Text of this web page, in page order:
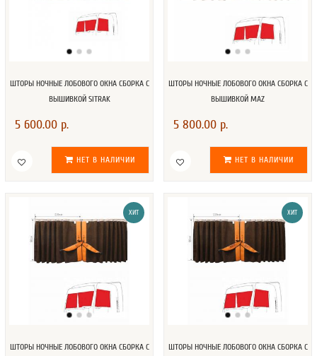
ШТОРЫ НОЧНЫЕ ЛОБОВОГО ОКНА СБОРКА C
ВЫШИВКОЙ SITRAK
5 600.00 р.
НЕТ В НАЛИЧИИ
ШТОРЫ НОЧНЫЕ ЛОБОВОГО ОКНА СБОРКА C
ВЫШИВКОЙ MAZ
5 800.00 р.
НЕТ В НАЛИЧИИ
ХИТ
ШТОРЫ НОЧНЫЕ ЛОБОВОГО ОКНА СБОРКА C
ХИТ
ШТОРЫ НОЧНЫЕ ЛОБОВОГО ОКНА СБОРКА C